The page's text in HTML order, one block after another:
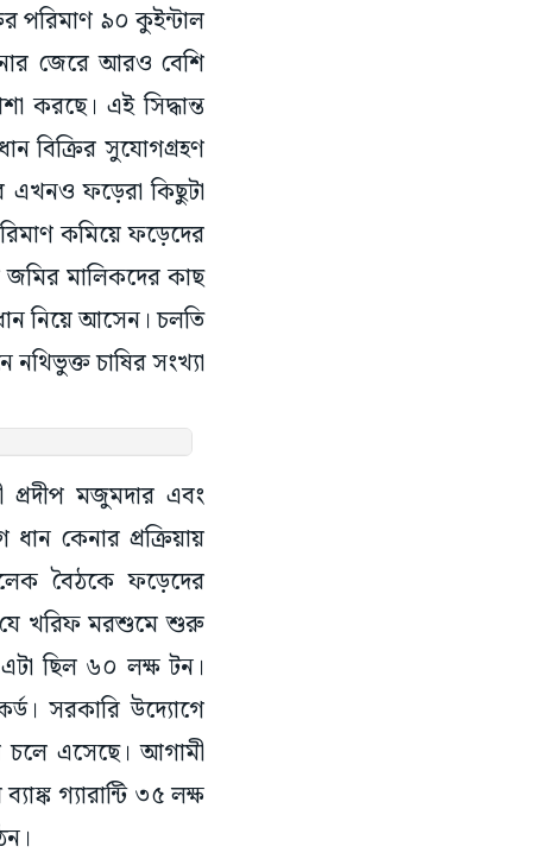
পরিমাণ ৯০ কুইন্টাল
জেরে আরও বেশি
করছে। এই সিদ্ধান্ত
বিক্রির সুযোগগ্রহণ
এখনও ফড়েরা কিছুটা
কমিয়ে ফড়েদের
জমির মালিকদের কাছ
নিয়ে আসেন। চলতি
চাষির সংখ্যা
প্রদীপ মজুমদার এবং
কেনার প্রক্রিয়ায়
বৈঠকে ফড়েদের
যে খরিফ মরশুমে শুরু
ছিল ৬০ লক্ষ টন।
সরকারি উদ্যোগে
চলে এসেছে। আগামী
গ্যারান্টি ৩৫ লক্ষ